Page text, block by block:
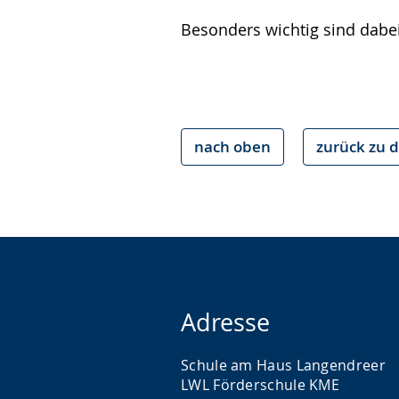
Besonders wichtig sind
nach oben zurück zu
Adresse
Schule am Haus Langendreer
LWL Förderschule KME